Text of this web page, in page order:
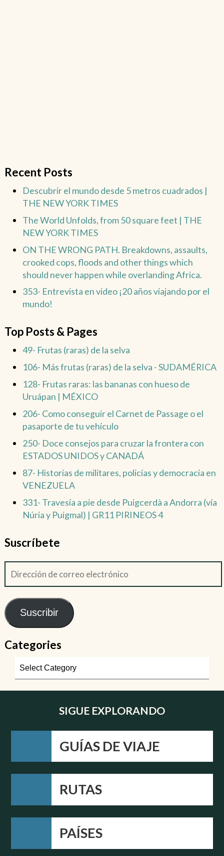
Recent Posts
Descubrir el mundo desde 5 metros cuadrados |
THE NEW YORK TIMES
The World Unfolds, from 50 square feet | THE
NEW YORK TIMES
ON THE WRONG PATH. Breakdowns, assaults,
crooked cops, floods and other things which
should never happen while overlanding Africa.
353- Entrevista en video ¡20 años viajando por el
mundo!
Top Posts & Pages
49- Frutas (raras) de la selva
106- Más frutas (raras) de la selva - SUDAMÉRICA
128- Frutas raras: las bananas con hueso de
Uruápan | MÉXICO
206- Como conseguir el Carnet de Passage o el
pasaporte de tu vehículo
250- Doce consejos para cruzar la frontera con
ESTADOS UNIDOS y CANADÁ
87- Historias de militares, policías y democracia en
VENEZUELA
331- Travesía a pie desde Puigcerdà a Andorra (vía
Núria y Puigmal) | GR11 PIRINEOS 4
Suscríbete
Suscribir
Categories
SIGUE EXPLORANDO
GUÍAS DE VIAJE
RUTAS
PAÍSES